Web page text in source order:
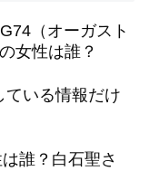
（オーガスト
女性は誰？
ている情報だけ
誰？白石聖さ